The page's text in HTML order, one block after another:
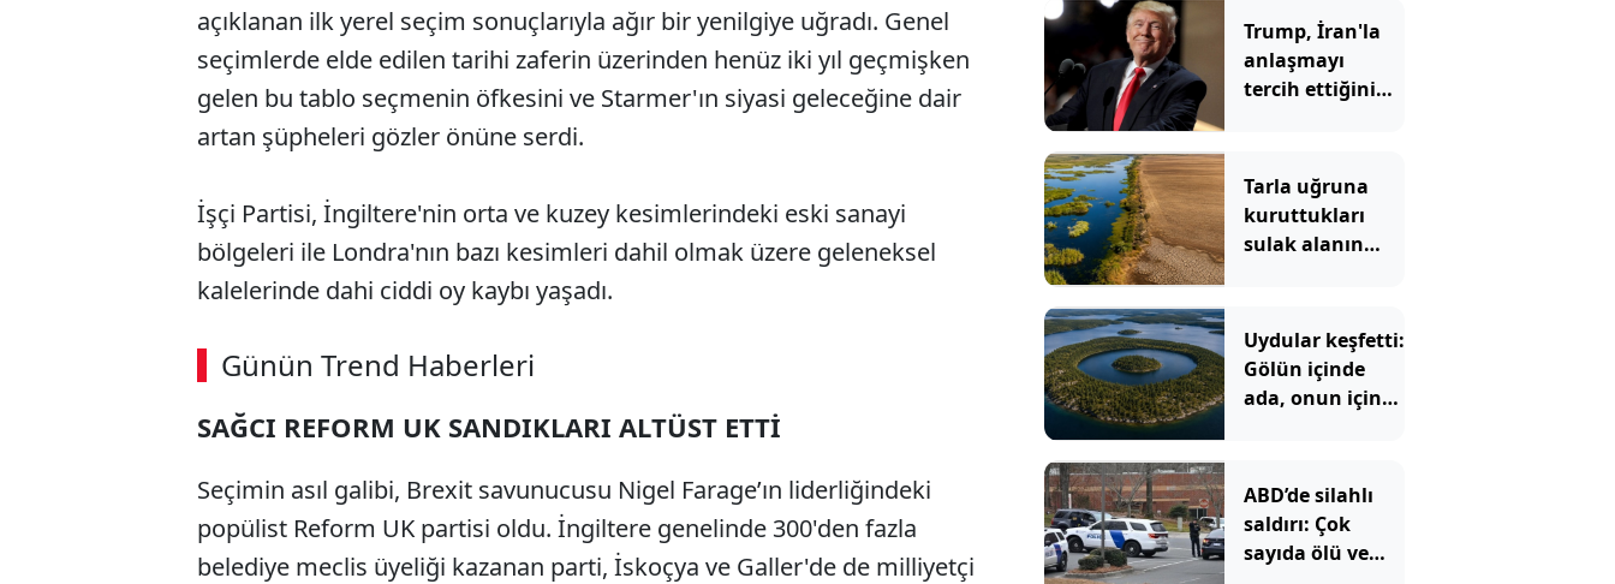
açıklanan ilk yerel seçim sonuçlarıyla ağır bir yenilgiye uğradı. Genel
seçimlerde elde edilen tarihi zaferin üzerinden henüz iki yıl geçmişken
gelen bu tablo seçmenin öfkesini ve Starmer'ın siyasi geleceğine dair
artan şüpheleri gözler önüne serdi.
İşçi Partisi, İngiltere'nin orta ve kuzey kesimlerindeki eski sanayi
bölgeleri ile Londra'nın bazı kesimleri dahil olmak üzere geleneksel
kalelerinde dahi ciddi oy kaybı yaşadı.
Günün Trend Haberleri
SÖZCÜ SON DAKİKA
SAĞCI REFORM UK SANDIKLARI ALTÜST ETTİ
Seçimin asıl galibi, Brexit savunucusu Nigel Farage’ın liderliğindeki
popülist Reform UK partisi oldu. İngiltere genelinde 300'den fazla
belediye meclis üyeliği kazanan parti, İskoçya ve Galler'de de milliyetçi
Trump, İran'la
anlaşmayı
tercih ettiğini
Tarla uğruna
kuruttukları
sulak alanın
Uydular keşfetti:
Gölün içinde
ada, onun içinde
ABD’de silahlı
saldırı: Çok
sayıda ölü ve